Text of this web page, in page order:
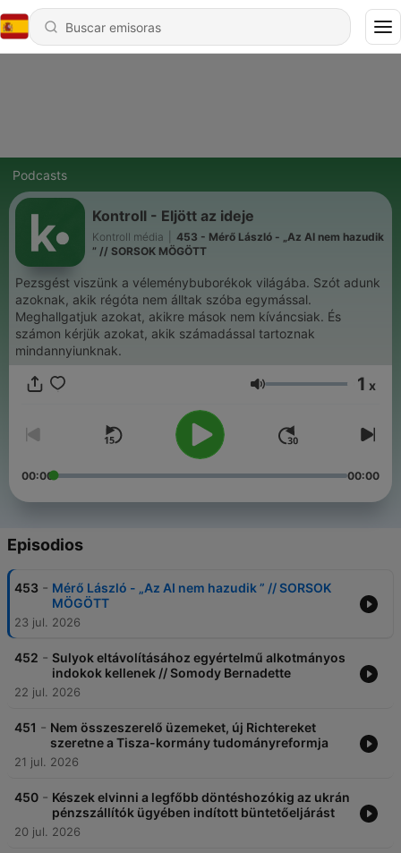
Podcasts
Kontroll - Eljött az ideje
Kontroll média
453 - Mérő László - „Az AI nem hazudik
” // SORSOK MÖGÖTT
Pezsgést viszünk a véleménybuborékok világába. Szót adunk
azoknak, akik régóta nem álltak szóba egymással.
Meghallgatjuk azokat, akikre mások nem kíváncsiak. És
számon kérjük azokat, akik számadással tartoznak
mindannyiunknak.
Volumen 1 x
00:00 00:00
Episodios
453 - Mérő László - „Az AI nem hazudik ” // SORSOK
MÖGÖTT
23 jul. 2026
452 - Sulyok eltávolításához egyértelmű alkotmányos
indokok kellenek // Somody Bernadette
22 jul. 2026
451 - Nem összeszerelő üzemeket, új Richtereket
szeretne a Tisza-kormány tudományreformja
21 jul. 2026
450 - Készek elvinni a legfőbb döntéshozókig az ukrán
pénzszállítók ügyében indított büntetőeljárást
20 jul. 2026